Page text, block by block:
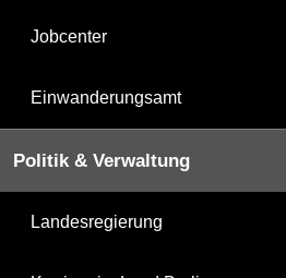
Jobcenter
Einwanderungsamt
Politik & Verwaltung
Landesregierung